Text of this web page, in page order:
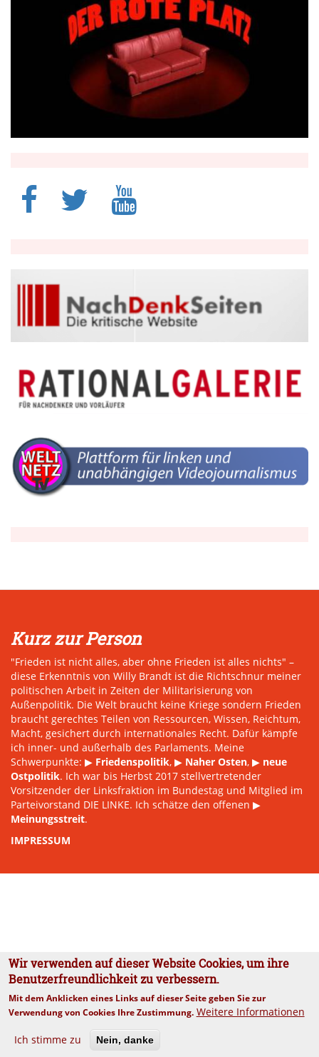
Kurz zur Person
"Frieden ist nicht alles, aber ohne Frieden ist alles nichts" –
diese Erkenntnis von Willy Brandt ist die Richtschnur meiner
politischen Arbeit in Zeiten der Militarisierung von
Außenpolitik. Die Welt braucht keine Kriege sondern Frieden
braucht gerechtes Teilen von Ressourcen, Wissen, Reichtum,
Macht, gesichert durch internationales Recht. Dafür kämpfe
ich inner- und außerhalb des Parlaments. Meine
Schwerpunkte: ▶ Friedenspolitik, ▶ Naher Osten, ▶ neue
Ostpolitik. Ich war bis Herbst 2017 stellvertretender
Vorsitzender der Linksfraktion im Bundestag und Mitglied im
Parteivorstand DIE LINKE. Ich schätze den offenen ▶
Meinungsstreit.
IMPRESSUM
Wir verwenden auf dieser Website Cookies, um ihre
Benutzerfreundlichkeit zu verbessern.
Mit dem Anklicken eines Links auf dieser Seite geben Sie zur
Verwendung von Cookies Ihre Zustimmung. Weitere Informationen
Ich stimme zu Nein, danke